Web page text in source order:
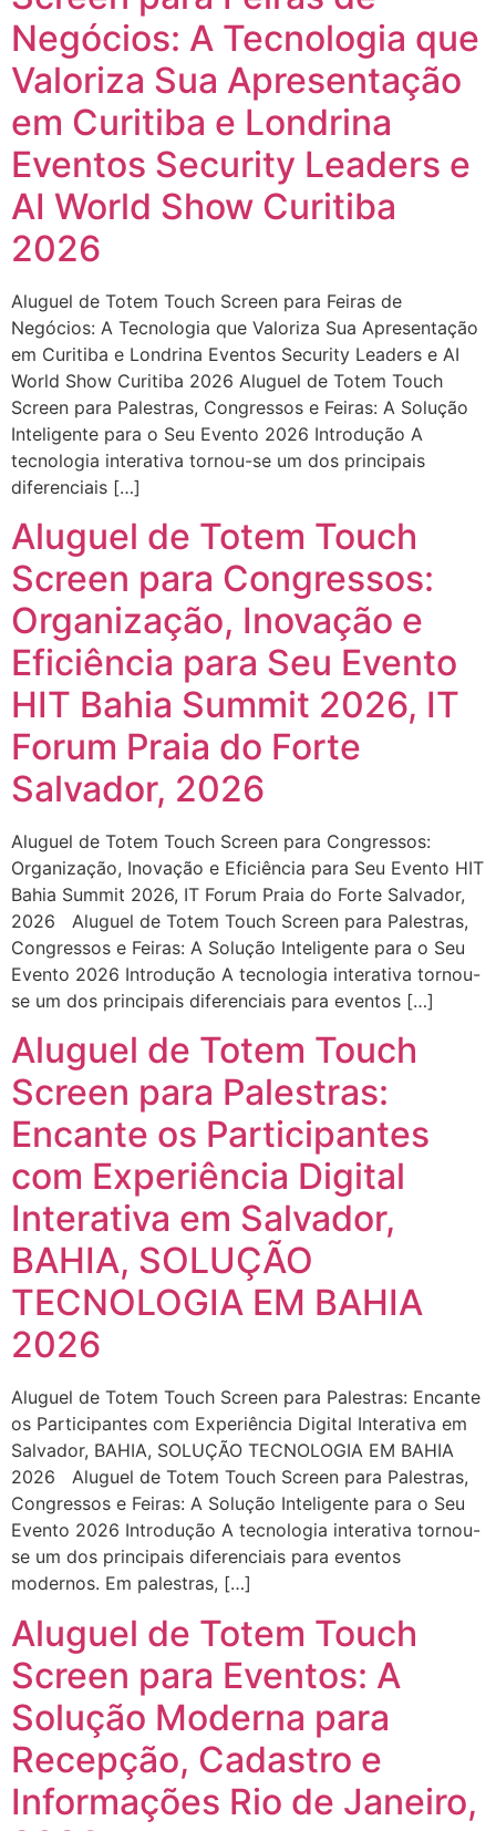
Negócios: A Tecnologia que
Valoriza Sua Apresentação
em Curitiba e Londrina
Eventos Security Leaders e
AI World Show Curitiba
2026
Aluguel de Totem Touch Screen para Feiras de
Negócios: A Tecnologia que Valoriza Sua Apresentação
em Curitiba e Londrina Eventos Security Leaders e AI
World Show Curitiba 2026 Aluguel de Totem Touch
Screen para Palestras, Congressos e Feiras: A Solução
Inteligente para o Seu Evento 2026 Introdução A
tecnologia interativa tornou-se um dos principais
diferenciais […]
Aluguel de Totem Touch
Screen para Congressos:
Organização, Inovação e
Eficiência para Seu Evento
HIT Bahia Summit 2026, IT
Forum Praia do Forte
Salvador, 2026
Aluguel de Totem Touch Screen para Congressos:
Organização, Inovação e Eficiência para Seu Evento HIT
Bahia Summit 2026, IT Forum Praia do Forte Salvador,
2026 Aluguel de Totem Touch Screen para Palestras,
Congressos e Feiras: A Solução Inteligente para o Seu
Evento 2026 Introdução A tecnologia interativa tornou-
se um dos principais diferenciais para eventos […]
Aluguel de Totem Touch
Screen para Palestras:
Encante os Participantes
com Experiência Digital
Interativa em Salvador,
BAHIA, SOLUÇÃO
TECNOLOGIA EM BAHIA
2026
Aluguel de Totem Touch Screen para Palestras: Encante
os Participantes com Experiência Digital Interativa em
Salvador, BAHIA, SOLUÇÃO TECNOLOGIA EM BAHIA
2026 Aluguel de Totem Touch Screen para Palestras,
Congressos e Feiras: A Solução Inteligente para o Seu
Evento 2026 Introdução A tecnologia interativa tornou-
se um dos principais diferenciais para eventos
modernos. Em palestras, […]
Aluguel de Totem Touch
Screen para Eventos: A
Solução Moderna para
Recepção, Cadastro e
Informações Rio de Janeiro,